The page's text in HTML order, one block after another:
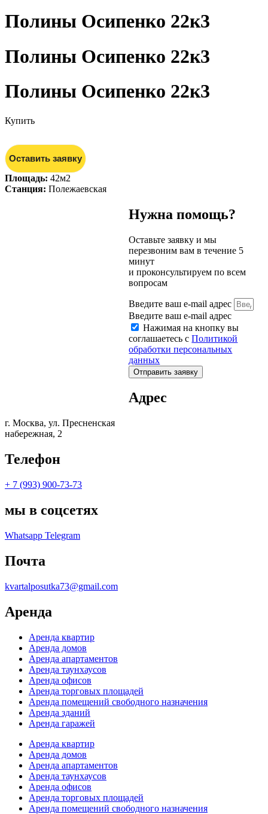
Полины Осипенко 22к3
Полины Осипенко 22к3
Полины Осипенко 22к3
Купить
Оставить заявку
Площадь: 42м2
Станция: Полежаевская
Нужна помощь?
Оставьте заявку и мы
перезвоним вам в течение 5
минут
и проконсультируем по всем
вопросам
Введите ваш e-mail адрес
Введите ваш e-mail адрес
Нажимая на кнопку вы
соглашаетесь сПолитикой
обработки персональных
данных
Отправить заявку
Адрес
г. Москва, ул. Пресненская
набережная, 2
Телефон
+ 7 (993) 900-73-73
мы в соцсетях
Whatsapp Telegram
Почта
kvartalposutka73@gmail.com
Аренда
Аренда квартир
Аренда домов
Аренда апартаментов
Аренда таунхаусов
Аренда офисов
Аренда торговых площадей
Аренда помещений свободного назначения
Аренда зданий
Аренда гаражей
Аренда квартир
Аренда домов
Аренда апартаментов
Аренда таунхаусов
Аренда офисов
Аренда торговых площадей
Аренда помещений свободного назначения